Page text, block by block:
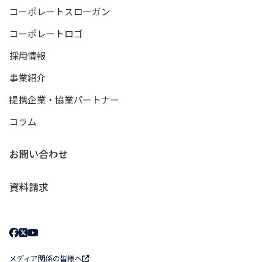
コーポレートスローガン
コーポレートロゴ
採用情報
事業紹介
提携企業・協業パートナー
コラム
お問い合わせ
資料請求
メディア関係の皆様へ